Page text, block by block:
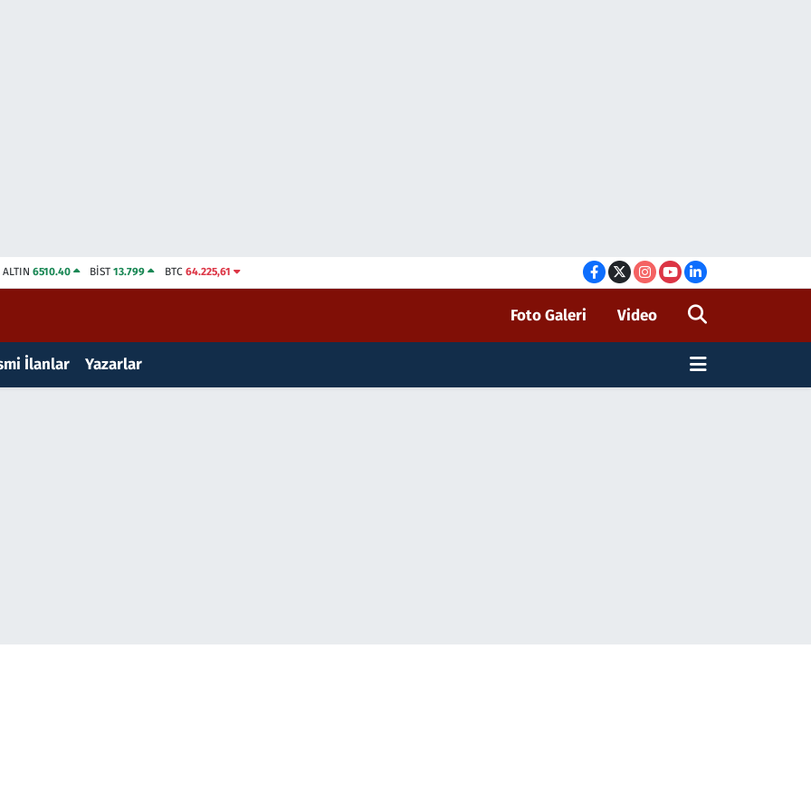
ALTIN 6510.40 BİST13.799 BTC 64.225,61
Foto Galeri Video
İlanlar Yazarlar